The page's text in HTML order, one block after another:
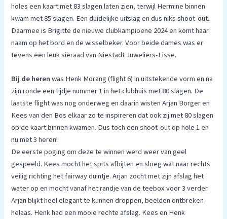
holes een kaart met 83 slagen laten zien, terwijl Hermine binnen
kwam met 85 slagen. Een duidelijke uitslag en dus niks shoot-out.
Daarmee is Brigitte de nieuwe clubkampioene 2024 en komt haar
naam op het bord en de wisselbeker. Voor beide dames was er
tevens een leuk sieraad van Niestadt Juweliers-Lisse.
Bij de herenwas Henk Morang (flight 6) in uitstekende vorm en na
zijn ronde een tijdje nummer 1 in het clubhuis met 80 slagen. De
laatste flight was nog onderweg en daarin wisten Arjan Borger en
Kees van den Bos elkaar zo te inspireren dat ook zij met 80 slagen
op de kaart binnen kwamen. Dus toch een shoot-out op hole 1 en
nu met 3 heren!
De eerste poging om deze te winnen werd weer van geel
gespeeld. Kees mocht het spits afbijten en sloeg wat naar rechts
veilig richting het fairway duintje. Arjan zocht met zijn afslag het
water op en mocht vanaf het randje van de teebox voor 3 verder.
Arjan blijkt heel elegant te kunnen droppen, beelden ontbreken
helaas. Henk had een mooie rechte afslag. Kees en Henk